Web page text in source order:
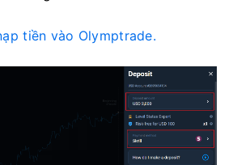
tiền vào Olymptrade.